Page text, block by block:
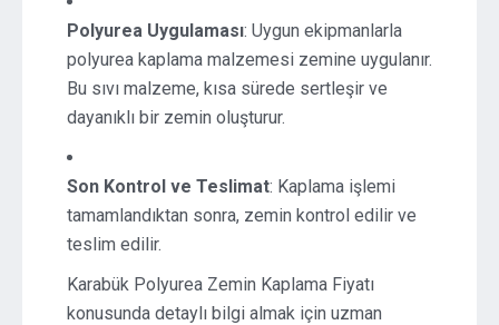
Polyurea Uygulaması: Uygun ekipmanlarla
polyurea kaplama malzemesi zemine uygulanır.
Bu sıvı malzeme, kısa sürede sertleşir ve
dayanıklı bir zemin oluşturur.
Son Kontrol ve Teslimat: Kaplama işlemi
tamamlandıktan sonra, zemin kontrol edilir ve
teslim edilir.
Karabük Polyurea Zemin Kaplama Fiyatı
konusunda detaylı bilgi almak için uzman